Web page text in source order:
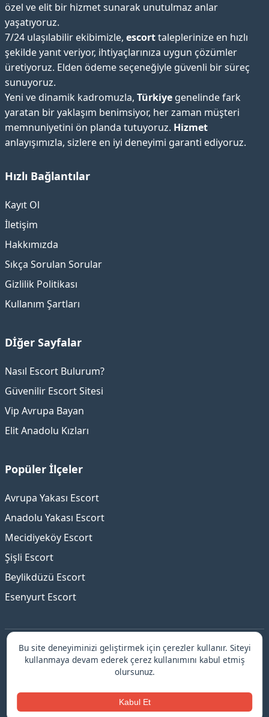
özel ve elit bir hizmet sunarak unutulmaz anlar
yaşatıyoruz.
7/24 ulaşılabilir ekibimizle, escorttaleplerinize en hızlı
şekilde yanıt veriyor, ihtiyaçlarınıza uygun çözümler
üretiyoruz. Elden ödeme seçeneğiyle güvenli bir süreç
sunuyoruz.
Yeni ve dinamik kadromuzla, Türkiye genelinde fark
yaratan bir yaklaşım benimsiyor, her zaman müşteri
memnuniyetini ön planda tutuyoruz. Hizmet
anlayışımızla, sizlere en iyi deneyimi garanti ediyoruz.
Hızlı Bağlantılar
Kayıt Ol
İletişim
Hakkımızda
Sıkça Sorulan Sorular
Gizlilik Politikası
Kullanım Şartları
Dİğer Sayfalar
Nasıl Escort Bulurum?
Güvenilir Escort Sitesi
Vip Avrupa Bayan
Elit Anadolu Kızları
Popüler İlçeler
Avrupa Yakası Escort
Anadolu Yakası Escort
Mecidiyeköy Escort
Şişli Escort
Beylikdüzü Escort
Esenyurt Escort
İstanbul escort platformu ile güvenilir ve elit hizmetler!
Doğrulanmış profiller, güvenli randevular ve 7/24 destek
© 2026 İstanbul escort.
Bu site deneyiminizi geliştirmek için çerezler kullanır. Siteyi
kullanmaya devam ederek çerez kullanımını kabul etmiş
olursunuz.
Kabul Et